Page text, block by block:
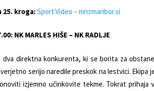
kroga:Sport.Video – mnzmaribor.si
NK MARLES HIŠE – NK RADLJE
dva direktna konkurenta, ki se borita za
serijo naredile preskok na lestvici. Ekipa
izjemno učinkovite tekme. Tokrat prihaja